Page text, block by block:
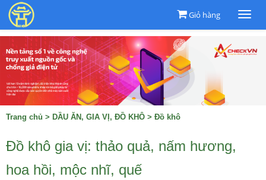
Giỏ hàng
Trang chủ > DẦU ĂN, GIA VỊ, ĐỒ KHÔ > Đồ khô
Đồ khô gia vị: thảo quả, nấm hương,
hoa hồi, mộc nhĩ, quế